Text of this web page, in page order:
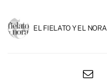
EL FIELATO Y EL NORA